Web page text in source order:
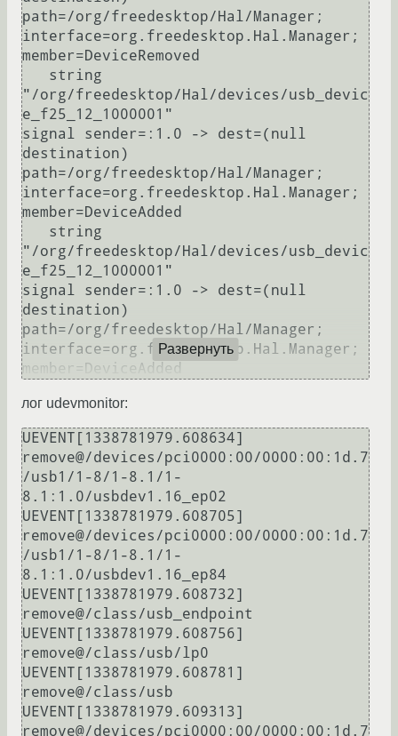
path=/org/freedesktop/Hal/Manager;
interface=org.freedesktop.Hal.Manager;
member=DeviceRemoved
"/org/freedesktop/Hal/devices/usb_devic
e_f25_12_1000001"
signal sender=:1.0 -> dest=(null
destination)
path=/org/freedesktop/Hal/Manager;
interface=org.freedesktop.Hal.Manager;
member=DeviceAdded
"/org/freedesktop/Hal/devices/usb_devic
e_f25_12_1000001"
signal sender=:1.0 -> dest=(null
destination)
path=/org/freedesktop/Hal/Manager;
interface=org.freedesktop.Hal.Manager;
Развернуть
лог udevmonitor:
UEVENT[1338781979.608634]
remove@/devices/pci0000:00/0000:00:1d.7
/usb1/1-8/1-8.1/1-
8.1:1.0/usbdev1.16_ep02
UEVENT[1338781979.608705]
remove@/devices/pci0000:00/0000:00:1d.7
/usb1/1-8/1-8.1/1-
8.1:1.0/usbdev1.16_ep84
UEVENT[1338781979.608732]
remove@/class/usb_endpoint
UEVENT[1338781979.608756]
remove@/class/usb/lp0
UEVENT[1338781979.608781]
remove@/class/usb
UEVENT[1338781979.609313]
remove@/devices/pci0000:00/0000:00:1d.7